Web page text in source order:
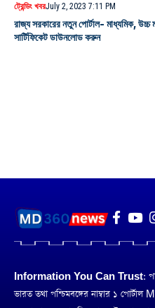
ট্রেন্ডিং খবরJuly 2, 2023 7:11 PM
রাজ্য সরকারের নতুন পোর্টাল- মাধ্যমিক, উচ্চ
সার্টিফিকেট ডাউনলোড করুন
Information You Can Trust:
ভারত তথা পশ্চিমবঙ্গের নাম্বার ১